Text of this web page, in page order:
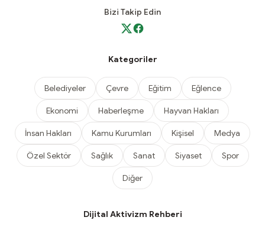
Bizi Takip Edin
Kategoriler
Belediyeler Çevre Eğitim Eğlence
Ekonomi Haberleşme Hayvan Hakları
İnsan Hakları Kamu Kurumları Kişisel Medya
Özel Sektör Sağlık Sanat Siyaset Spor
Diğer
Dijital Aktivizm Rehberi